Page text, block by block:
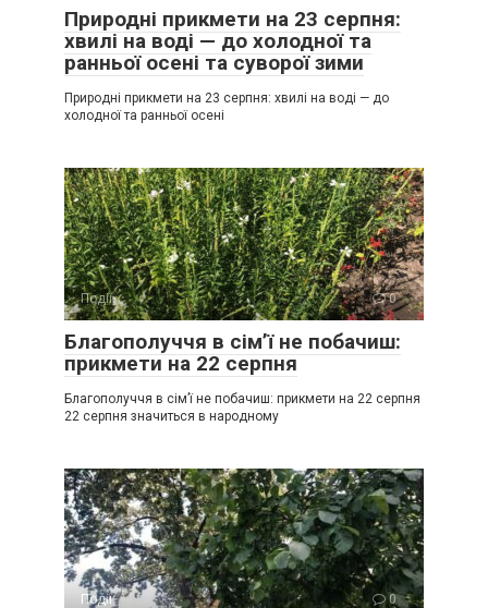
Природні прикмети на 23 серпня:
хвилі на воді — до холодної та
ранньої осені та суворої зими
Природні прикмети на 23 серпня: хвилі на воді — до
холодної та ранньої осені
Події 0
Благополуччя в сім’ї не побачиш:
прикмети на 22 серпня
Благополуччя в сім’ї не побачиш: прикмети на 22 серпня
22 серпня значиться в народному
Події 0